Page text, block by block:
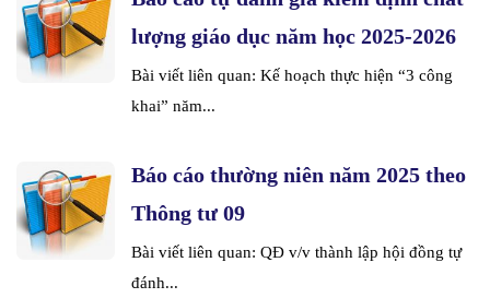
lượng giáo dục năm học 2025-2026
Bài viết liên quan: Kế hoạch thực hiện “3 công
khai” năm...
Báo cáo thường niên năm 2025 theo
Thông tư 09
Bài viết liên quan: QĐ v/v thành lập hội đồng tự
đánh...